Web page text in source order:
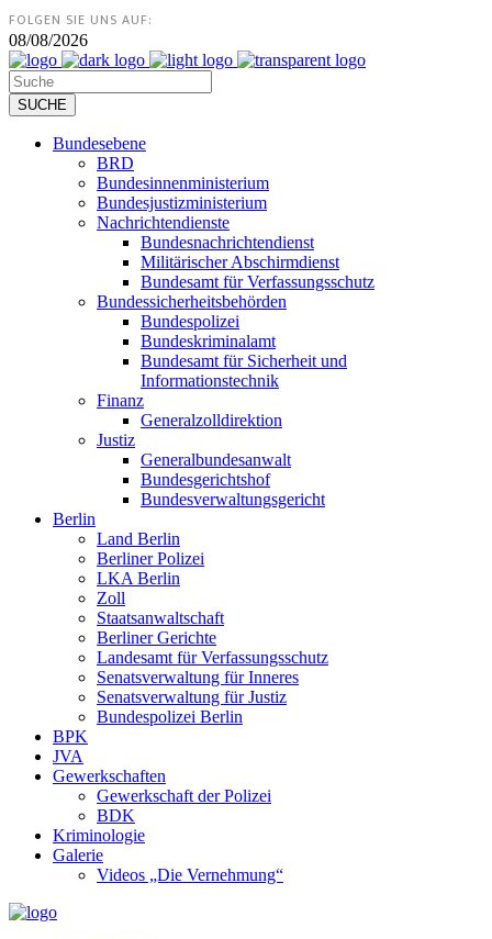
FOLGEN SIE UNS AUF:
08/08/2026
Bundesebene
BRD
Bundesinnenministerium
Bundesjustizministerium
Nachrichtendienste
Bundesnachrichtendienst
Militärischer Abschirmdienst
Bundesamt für Verfassungsschutz
Bundessicherheitsbehörden
Bundespolizei
Bundeskriminalamt
Bundesamt für Sicherheit und
Informationstechnik
Finanz
Generalzolldirektion
Justiz
Generalbundesanwalt
Bundesgerichtshof
Bundesverwaltungsgericht
Berlin
Land Berlin
Berliner Polizei
LKA Berlin
Zoll
Staatsanwaltschaft
Berliner Gerichte
Landesamt für Verfassungsschutz
Senatsverwaltung für Inneres
Senatsverwaltung für Justiz
Bundespolizei Berlin
BPK
JVA
Gewerkschaften
Gewerkschaft der Polizei
BDK
Kriminologie
Galerie
Videos „Die Vernehmung“